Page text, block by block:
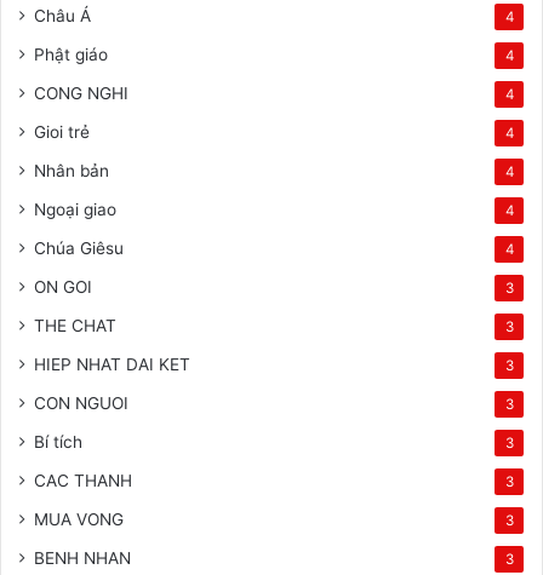
Châu Á 4
Phật giáo 4
CONG NGHI 4
Gioi trẻ 4
Nhân bản 4
Ngoại giao 4
Chúa Giêsu 4
ON GOI 3
THE CHAT 3
HIEP NHAT DAI KET 3
CON NGUOI 3
Bí tích 3
CAC THANH 3
MUA VONG 3
BENH NHAN 3